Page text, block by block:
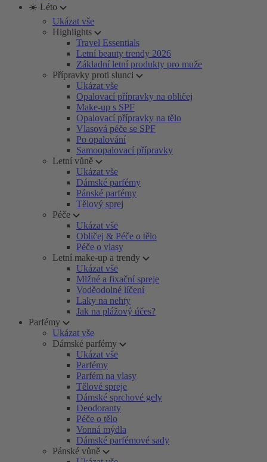
☀️ Léto
Ukázat vše
Highlights
Travel Essentials
Letní beauty trendy 2026
Základní letní produkty pro muže
Přípravky proti slunci
Ukázat vše
Opalovací přípravky na obličej
Make-up s SPF
Opalovací přípravky na tělo
Vlasová péče se SPF
Po opalování
Samoopalovací přípravky
Letní vůně
Ukázat vše
Dámské parfémy
Pánské parfémy
Tělový sprej
Péče
Ukázat vše
Obličej & Péče o tělo
Péče o vlasy
Letní make-up a trendy
Ukázat vše
Mlžné a fixační spreje
Voděodolné líčení
Laky na nehty
Jak na plážový účes?
Parfémy
Ukázat vše
Dámské parfémy
Ukázat vše
Parfémy
Parfém na vlasy
Tělové spreje
Dámské sprchové gely
Deodoranty
Péče o tělo
Vonná mýdla
Dámské parfémové sady
Pánské vůně